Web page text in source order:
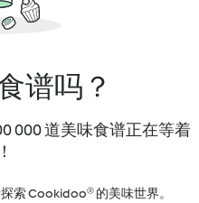
谱吗？
000 道美味食谱正在等着
索 Cookidoo® 的美味世界。